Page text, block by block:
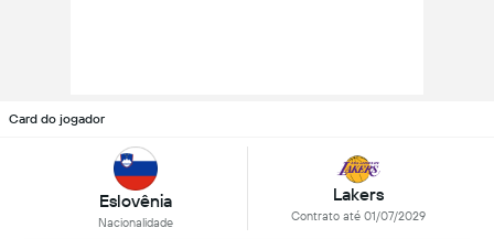
Card do jogador
Eslovênia
Nacionalidade
Lakers
Contrato até 01/07/2029